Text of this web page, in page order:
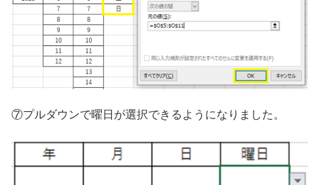
⑦プルダウンで曜日が選択できるようになりました。